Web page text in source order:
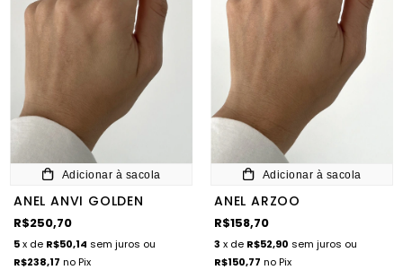
Adicionar à sacola
ANEL ANVI GOLDEN
R$250,70
5x de R$50,14 sem juros ou
R$238,17 no Pix
Adicionar à sacola
ANEL ARZOO
R$158,70
3 x de R$52,90 sem juros ou
R$150,77 no Pix